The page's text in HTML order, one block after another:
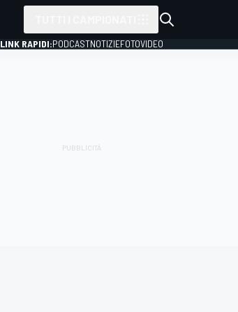
LINK RAPIDI:PODCASTNOTIZIEFOTOVIDEO